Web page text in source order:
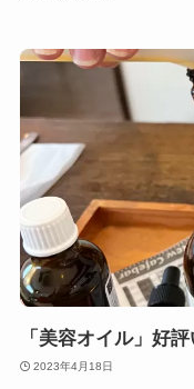
「美容オイル」好
2023年4月18日